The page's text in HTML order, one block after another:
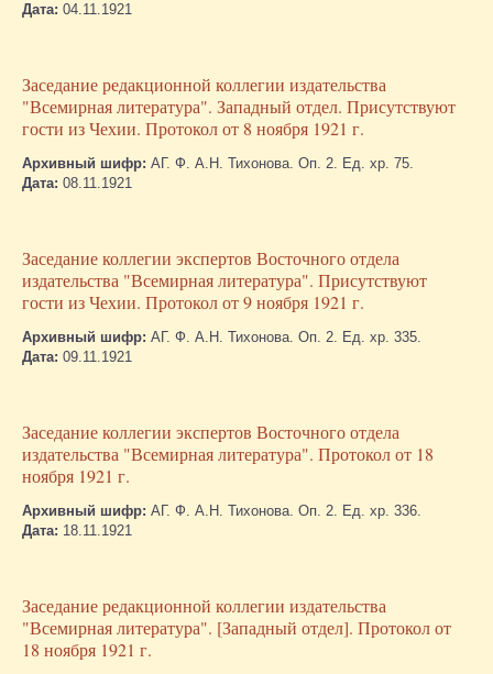
Дата: 04.11.1921
Заседание редакционной коллегии издательства
"Всемирная литература". Западный отдел. Присутствуют
гости из Чехии. Протокол от 8 ноября 1921 г.
Архивный шифр: АГ. Ф. А.Н. Тихонова. Оп. 2. Ед. хр. 75.
Дата: 08.11.1921
Заседание коллегии экспертов Восточного отдела
издательства "Всемирная литература". Присутствуют
гости из Чехии. Протокол от 9 ноября 1921 г.
Архивный шифр: АГ. Ф. А.Н. Тихонова. Оп. 2. Ед. хр. 335.
Дата: 09.11.1921
Заседание коллегии экспертов Восточного отдела
издательства "Всемирная литература". Протокол от 18
ноября 1921 г.
Архивный шифр: АГ. Ф. А.Н. Тихонова. Оп. 2. Ед. хр. 336.
Дата: 18.11.1921
Заседание редакционной коллегии издательства
"Всемирная литература". [Западный отдел]. Протокол от
18 ноября 1921 г.